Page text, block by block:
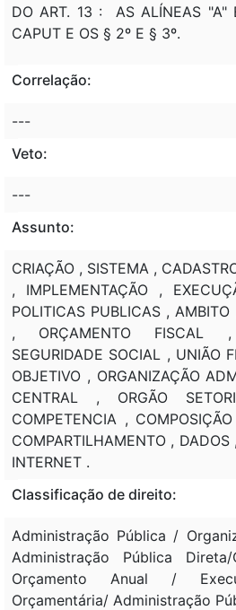
DO ART. 13 : AS ALÍNEAS "A"
CAPUT E OS § 2º E § 3º.
Correlação:
---
Veto:
---
Assunto:
CRIAÇÃO , SISTEMA ,
, IMPLEMENTAÇÃO ,
POLITICAS PUBLICAS ,
, ORÇAMENTO FISCAL ,
SEGURIDADE SOCIAL , UNIÃO
OBJETIVO , ORGANIZAÇÃO
CENTRAL , ORGÃO
COMPETENCIA ,
COMPARTILHAMENTO ,
INTERNET .
Classificação de direito:
Administração Pública /
Administração Pública
Orçamento Anual /
Orçamentária/ Administração